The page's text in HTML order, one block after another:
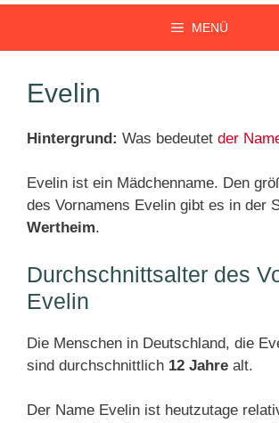
MENÜ
Evelin
Hintergrund: Was bedeutet der
Evelin ist ein Mädchenname. Den
des Vornamens Evelin gibt es in der
Wertheim.
Durchschnittsalter des
Evelin
Die Menschen in Deutschland, die
sind durchschnittlich 12 Jahre alt.
Der Name Evelin ist heutzutage